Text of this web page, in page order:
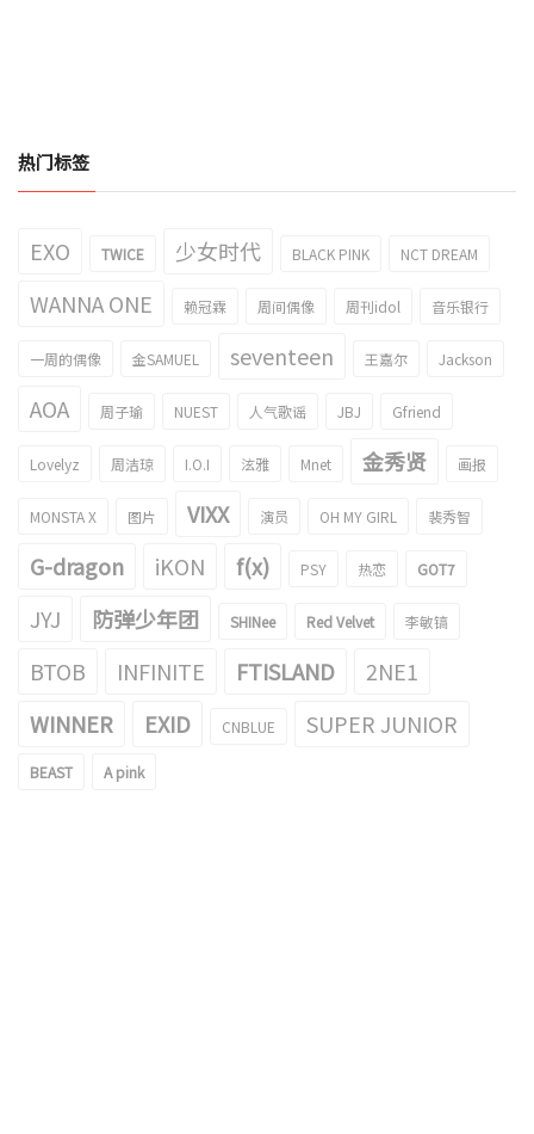
热门标签
EXO TWICE 少女时代 BLACK PINK NCT DREAM
WANNA ONE 赖冠霖 周间偶像 周刊idol 音乐银行
一周的偶像 金SAMUEL seventeen 王嘉尔 Jackson
AOA 周子瑜 NUEST 人气歌谣 JBJ Gfriend
Lovelyz 周洁琼 I.O.I 泫雅 Mnet 金秀贤 画报
MONSTA X 图片 VIXX 演员 OH MY GIRL 裴秀智
G-dragon iKON f(x) PSY 热恋 GOT7
JYJ 防弹少年团 SHINee Red Velvet 李敏镐
BTOB INFINITE FTISLAND
2NE1
WINNER
EXID CNBLUE SUPER JUNIOR
BEAST A pink